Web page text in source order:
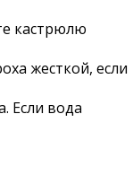
кастрюлю
жесткой, если
Если вода